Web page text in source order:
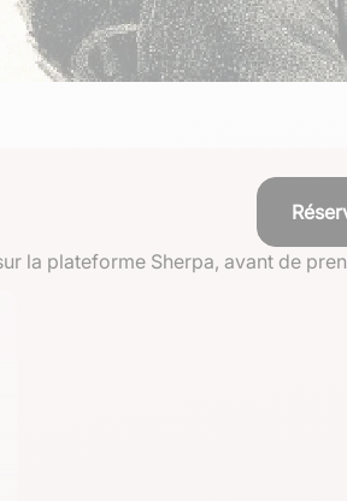
la plateforme Sherpa, avant de